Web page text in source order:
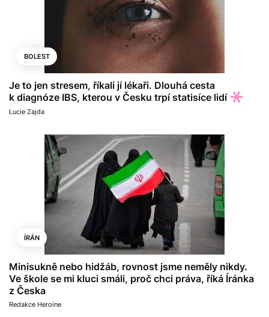
BOLEST
Je to jen stresem, říkali jí lékaři. Dlouhá cesta
k diagnóze IBS, kterou v Česku trpí statisíce lidí
Lucie Zajda
ÍRÁN
Minisukně nebo hidžáb, rovnost jsme neměly nikdy.
Ve škole se mi kluci smáli, proč chci práva, říká Íránka
z Česka
Redakce Heroine